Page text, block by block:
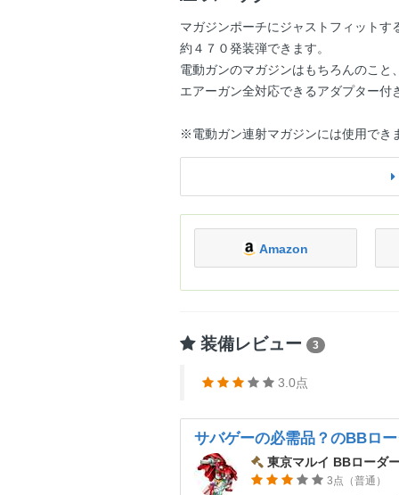
マガジンポーチにジャストフィット
約４７０発装弾できます。
電動ガンのマガジンはもちろんのこ
エアーガン全対応できるアダプター付
※電動ガン連射マガジンには使用でき
Amazon
装備レビュー 3
3.0点
サバゲーの必需品？のBBロ
東京マルイ BBローダ
3点（普通）